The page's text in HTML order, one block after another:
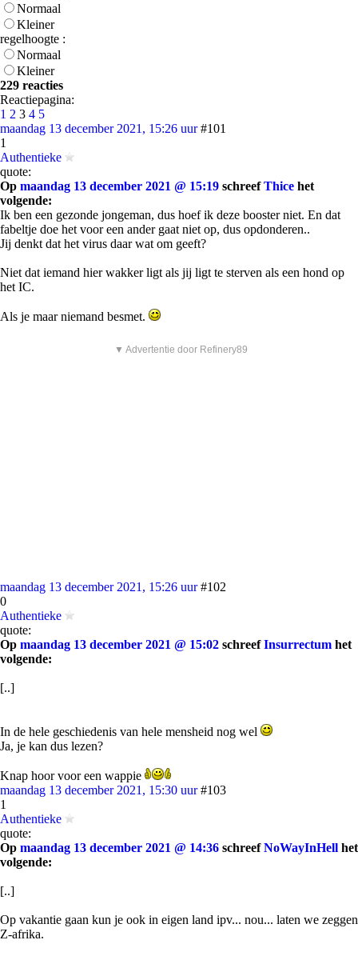
Normaal
Kleiner
regelhoogte :
Normaal
Kleiner
229 reacties
Reactiepagina:
1 2 3 4 5
maandag 13 december 2021, 15:26 uur #101
1
Authentieke
quote:
Op maandag 13 december 2021 @ 15:19 schreefThice het
volgende:
Ik ben een gezonde jongeman, dus hoef ik deze booster niet. En dat
fabeltje doe het voor een ander gaat niet op, dus opdonderen..
Jij denkt dat het virus daar wat om geeft?
Niet dat iemand hier wakker ligt als jij ligt te sterven als een hond op
het IC.
Als je maar niemand besmet.
▼ Advertentie door Refinery89
maandag 13 december 2021, 15:26 uur #102
0
Authentieke
quote:
Op maandag 13 december 2021 @ 15:02 schreefInsurrectum het
volgende:
[..]
In de hele geschiedenis van hele mensheid nog wel
Ja, je kan dus lezen?
Knap hoor voor een wappie
maandag 13 december 2021, 15:30 uur #103
1
Authentieke
quote:
Op maandag 13 december 2021 @ 14:36 schreefNoWayInHell het
volgende:
[..]
Op vakantie gaan kun je ook in eigen land ipv... nou... laten we zeggen
Z-afrika.